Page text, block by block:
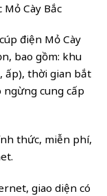
Cày Bắc
điện Mỏ Cày
bao gồm: khu
ấp), thời gian bắt
cung cấp
thức, miễn phí,
giao diện có